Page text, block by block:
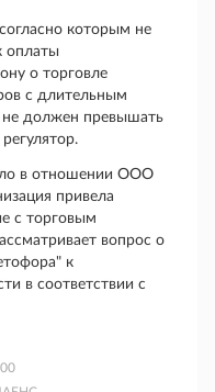
которым не
оплаты
о торговле
с длительным
не должен превышать
в отношении ООО
привела
с торговым
вопрос о
к
в соответствии с